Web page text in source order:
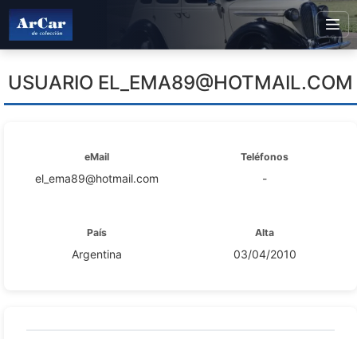
USUARIO EL_EMA89@HOTMAIL.COM
eMail
el_ema89@hotmail.com
Teléfonos
-
País
Argentina
Alta
03/04/2010